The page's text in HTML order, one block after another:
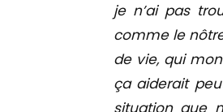
je n’ai pas
comme le
de vie, qui
ça aiderait
situation que